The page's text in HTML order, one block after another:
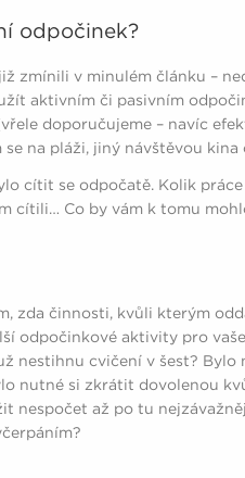
odpočinek?
zmínili v minulém článku –
aktivním či pasivním
doporučujeme – navíc
na pláži, jiný návštěvou kina
cítit se odpočatě. Kolik
cítili… Co by vám k tomu
zda činnosti, kvůli kterým
odpočinkové aktivity pro
nestihnu cvičení v šest?
nutné si zkrátit dovolenou
nespočet až po tu